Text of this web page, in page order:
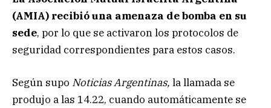
(AMIA) recibió una amenaza de bomba en su
sede, por lo que se activaron los protocolos de
seguridad correspondientes para estos casos.
Según supo Noticias Argentinas, la llamada se
produjo a las 14.22, cuando automáticamente se